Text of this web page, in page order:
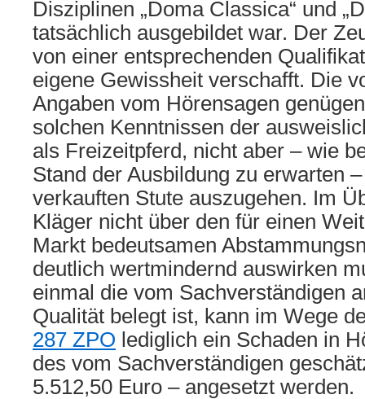
Disziplinen „Doma Classica“ und
tatsächlich ausgebildet war. Der
von einer entsprechenden
eigene Gewissheit verschafft. Die
Angaben vom Hörensagen
solchen Kenntnissen der
als Freizeitpferd, nicht aber – wie
Stand der Ausbildung zu erwarten
verkauften Stute auszugehen. Im
Kläger nicht über den für einen
Markt bedeutsamen
deutlich wertmindernd auswirken
einmal die vom Sachverständigen
Qualität belegt ist, kann im Wege
287 ZPO lediglich ein Schaden in
des vom Sachverständigen
5.512,50 Euro – angesetzt werden.